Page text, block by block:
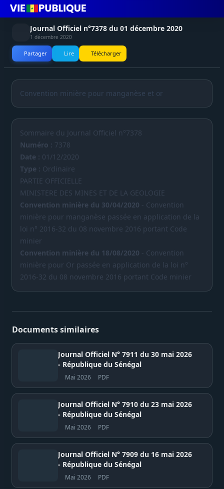
Journal Officiel n°7378 du 01 décembre 2020
1 décembre 2020
Partager Lire Télécharger
Convention minière pour manganèse et or
Sommaire du Journal Officiel n°7378
Numéro : 7378
Date : 01/12/2020
Type : Ordinaire
PARTIE OFFICIELLE
MINISTERE DES MINES ET DE LA GEOLOGIE
Convention minière du 30/04/2020 - Convention
minière pour manganèse passée en application de la
loi n° 2016-32 du 08 novembre 2016 portant Code
minier
Convention minière du 18/08/2020 - Convention
minière pour Or passée en application de la loi n°
2016-32 du 08 novembre 2016 portant Code minier
Documents similaires
Journal Officiel N° 7911 du 30 mai 2026
- République du Sénégal
Mai 2026 PDF
Journal Officiel N° 7910 du 23 mai 2026
- République du Sénégal
Mai 2026 PDF
Journal Officiel N° 7909 du 16 mai 2026
- République du Sénégal
Mai 2026 PDF